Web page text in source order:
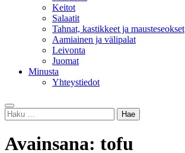
Keitot
Salaatit
Tahnat, kastikkeet ja mausteseokset
Aamiainen ja välipalat
Leivonta
Juomat
Minusta
Yhteystiedot
Search
Haku:
Avainsana: tofu